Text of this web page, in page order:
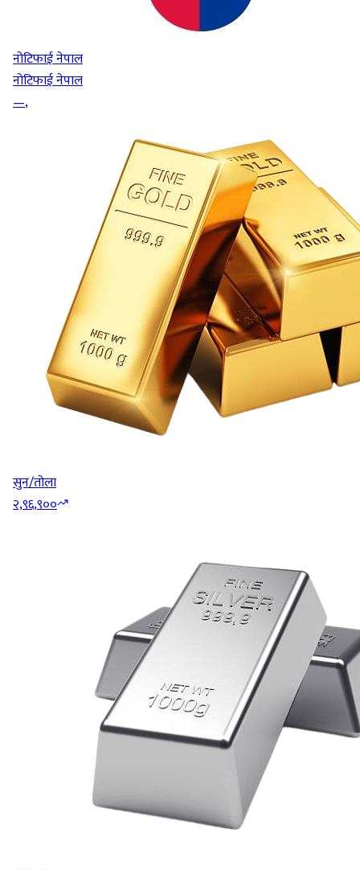
नोटिफाई नेपाल
नोटिफाई नेपाल
—,
सुन/तोला
२,९६,९००